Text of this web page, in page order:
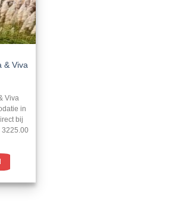
& Viva
Viva
in
bij
3225.00